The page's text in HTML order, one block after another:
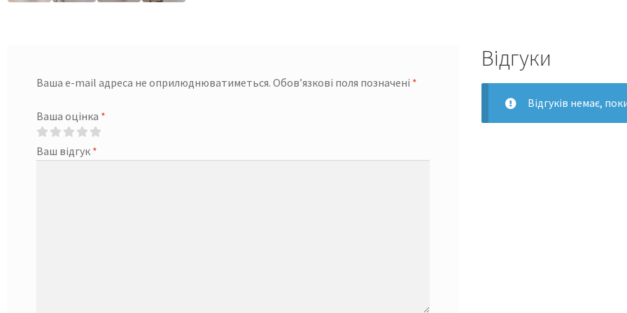
Відгуки
Відгуків немає,
Ваша e-mail адреса не оприлюднюватиметься. Обов’язкові поля позначені *
Ваша оцінка *
Ваш відгук *